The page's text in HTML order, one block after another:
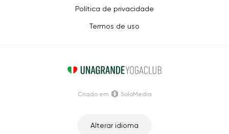
Política de privacidade
Termos de uso
Alterar idioma
Criado em SoloMedia